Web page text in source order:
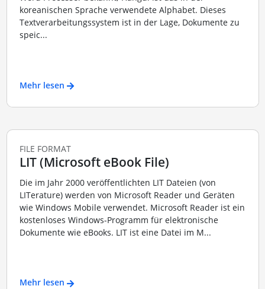
koreanischen Sprache verwendete Alphabet. Dieses
Textverarbeitungssystem ist in der Lage, Dokumente zu
speic...
Mehr lesen
FILE FORMAT
LIT (Microsoft eBook File)
Die im Jahr 2000 veröffentlichten LIT Dateien (von
LITerature) werden von Microsoft Reader und Geräten
wie Windows Mobile verwendet. Microsoft Reader ist ein
kostenloses Windows-Programm für elektronische
Dokumente wie eBooks. LIT ist eine Datei im M...
Mehr lesen